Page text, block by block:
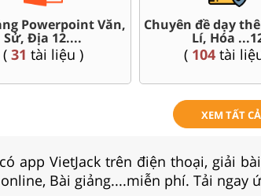
Toán,
)
Đề thi HSG 12
tài liệu )
XEM TẤT CẢ
app VietJack trên điện thoại, giải
Bài giảng....miễn phí. Tải ngay